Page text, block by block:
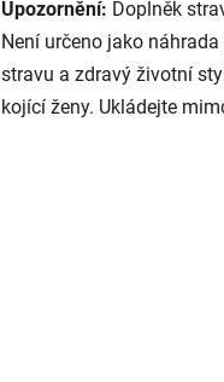
Upozornění: Doplněk
Není určeno jako
stravu a zdravý životní
kojící ženy. Ukládejte